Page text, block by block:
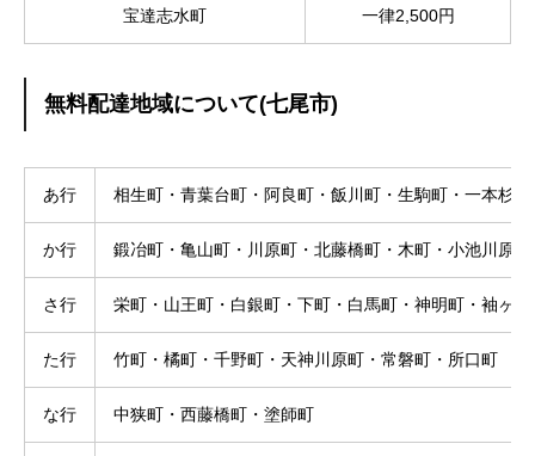
宝達志水町 一律2,500円
無料配達地域について(七尾市)
あ行 相生町・青葉台町・阿良町・飯川町・生駒町・一本杉
か行 鍛冶町・亀山町・川原町・北藤橋町・木町・小池川原
さ行 栄町・山王町・白銀町・下町・白馬町・神明町・袖ヶ江
た行 竹町・橘町・千野町・天神川原町・常磐町・所口町
な行 中狭町・西藤橋町・塗師町